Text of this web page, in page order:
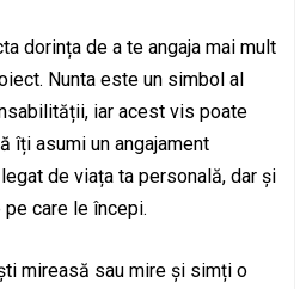
dorința de a te angaja mai mult
Nunta este un simbol al
iar acest vis poate
îți asumi un angajament
de viața ta personală, dar și
care le începi.
mireasă sau mire și simți o